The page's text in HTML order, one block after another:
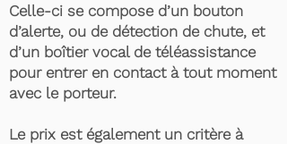
Celle-ci se compose d’un bouton
d’alerte, ou de détection de chute, et
d’un boîtier vocal de téléassistance
pour entrer en contact à tout moment
avec le porteur.
Le prix est également un critère à